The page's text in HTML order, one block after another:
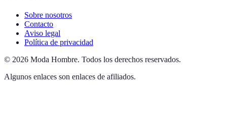
Sobre nosotros
Contacto
Aviso legal
Política de privacidad
© 2026 Moda Hombre. Todos los derechos reservados.
Algunos enlaces son enlaces de afiliados.